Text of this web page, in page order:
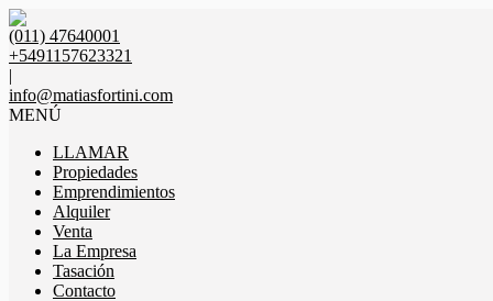
(011) 47640001
+5491157623321
|
info@matiasfortini.com
MENÚ
LLAMAR
Propiedades
Emprendimientos
Alquiler
Venta
La Empresa
Tasación
Contacto